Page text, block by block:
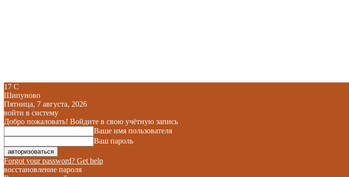
17 C
Шипуново
Пятница, 7 августа, 2026
войти в систему
Добро пожаловать! Войдите в свою учётную запись
Ваше имя пользователя
Ваш пароль
Forgot your password? Get help
восстановление пароля